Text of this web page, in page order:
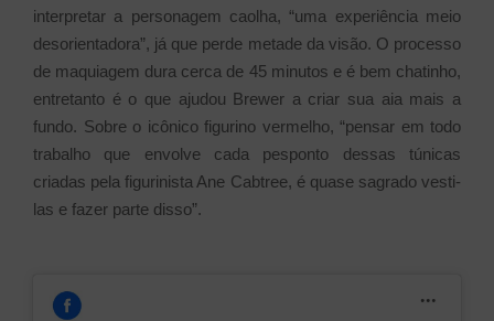
interpretar a personagem caolha, “uma experiência meio
desorientadora”, já que perde metade da visão. O processo
de maquiagem dura cerca de 45 minutos e é bem chatinho,
entretanto é o que ajudou Brewer a criar sua aia mais a
fundo. Sobre o icônico figurino vermelho, “pensar em todo
trabalho que envolve cada pesponto dessas túnicas
criadas pela figurinista Ane Cabtree, é quase sagrado vesti-
las e fazer parte disso”.